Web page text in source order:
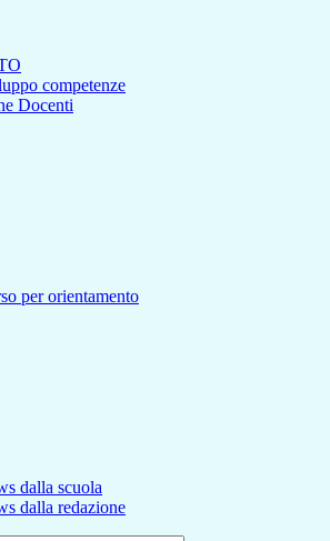
competenze
Docenti
per orientamento
dalla scuola
dalla redazione